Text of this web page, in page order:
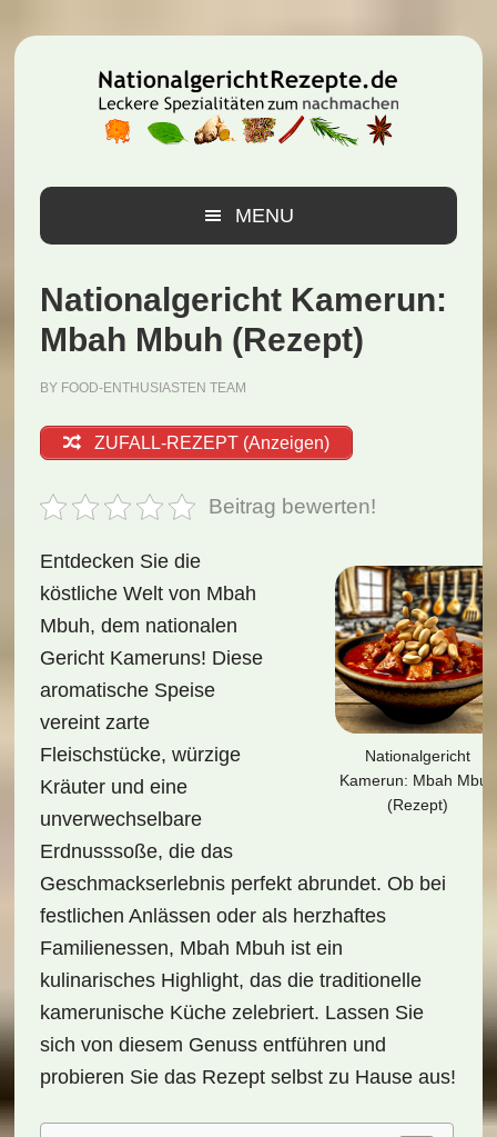
Hauptnavigation
Inhalt
Seitenspalte
MENU
Nationalgericht Kamerun:
Mbah Mbuh (Rezept)
BY FOOD-ENTHUSIASTEN TEAM
ZUFALL-REZEPT (Anzeigen)
Beitrag bewerten!
Nationalgericht
Kamerun: Mbah Mbuh
(Rezept)
Entdecken Sie die
köstliche Welt von Mbah
Mbuh, dem nationalen
Gericht Kameruns! Diese
aromatische Speise
vereint zarte
Fleischstücke, würzige
Kräuter und eine
unverwechselbare
Erdnusssoße, die das
Geschmackserlebnis perfekt abrundet. Ob bei
festlichen Anlässen oder als herzhaftes
Familienessen, Mbah Mbuh ist ein
kulinarisches Highlight, das die traditionelle
kamerunische Küche zelebriert. Lassen Sie
sich von diesem Genuss entführen und
probieren Sie das Rezept selbst zu Hause aus!